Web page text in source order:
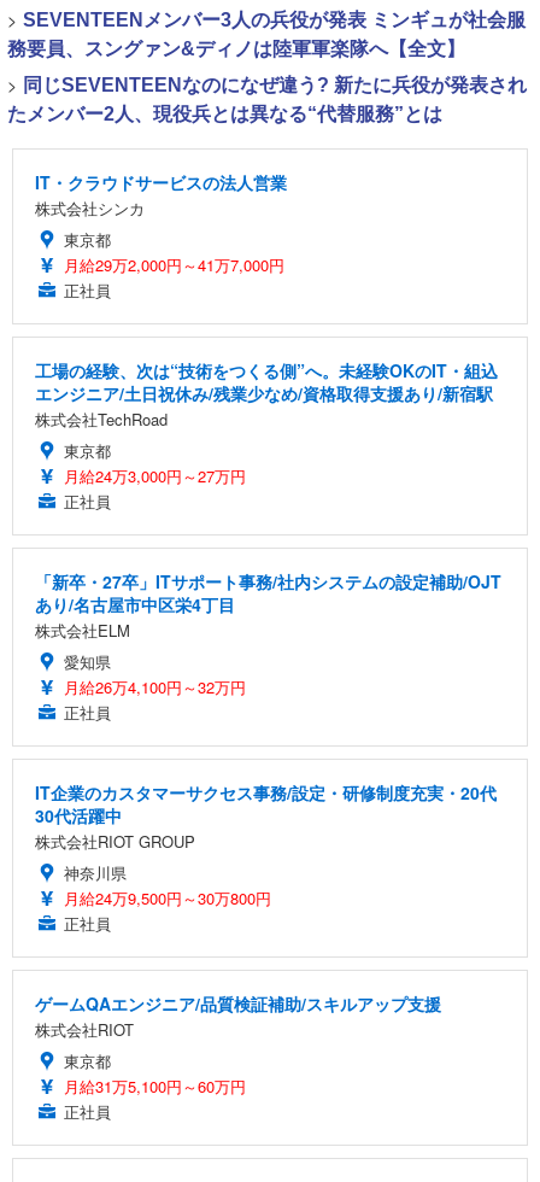
> SEVENTEENメンバー3人の兵役が発表 ミンギュが社会服
務要員、スングァン&ディノは陸軍軍楽隊へ【全文】
> 同じSEVENTEENなのになぜ違う? 新たに兵役が発表され
たメンバー2人、現役兵とは異なる“代替服務”とは
IT・クラウドサービスの法人営業
株式会社シンカ
東京都
月給29万2,000円～41万7,000円
正社員
工場の経験、次は“技術をつくる側”へ。未経験OKのIT・組込
エンジニア/土日祝休み/残業少なめ/資格取得支援あり/新宿駅
株式会社TechRoad
東京都
月給24万3,000円～27万円
正社員
「新卒・27卒」ITサポート事務/社内システムの設定補助/OJT
あり/名古屋市中区栄4丁目
株式会社ELM
愛知県
月給26万4,100円～32万円
正社員
IT企業のカスタマーサクセス事務/設定・研修制度充実・20代
30代活躍中
株式会社RIOT GROUP
神奈川県
月給24万9,500円～30万800円
正社員
ゲームQAエンジニア/品質検証補助/スキルアップ支援
株式会社RIOT
東京都
月給31万5,100円～60万円
正社員